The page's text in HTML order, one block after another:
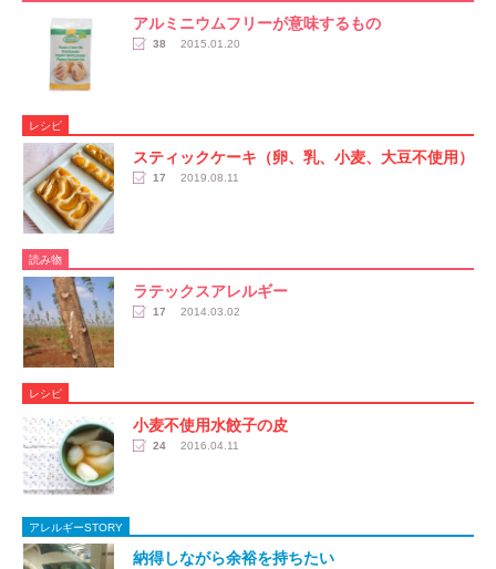
アルミニウムフリーが意味するもの
38 2015.01.20
レシピ
スティックケーキ（卵、乳、小麦、大豆不使用）
17 2019.08.11
読み物
ラテックスアレルギー
17 2014.03.02
レシピ
小麦不使用水餃子の皮
24 2016.04.11
アレルギーSTORY
納得しながら余裕を持ちたい